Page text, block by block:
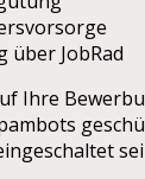
über JobRad
Ihre